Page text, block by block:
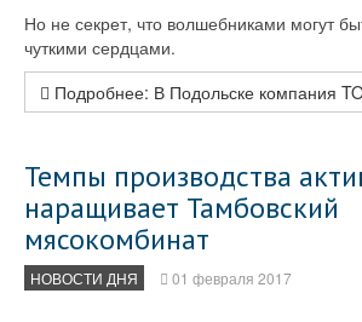
Но не секрет, что волшебниками могут
чуткими сердцами.
Подробнее: В Подольске компания
Темпы производства
наращивает Тамбовский
мясокомбинат
НОВОСТИ ДНЯ 01 февраля 2017